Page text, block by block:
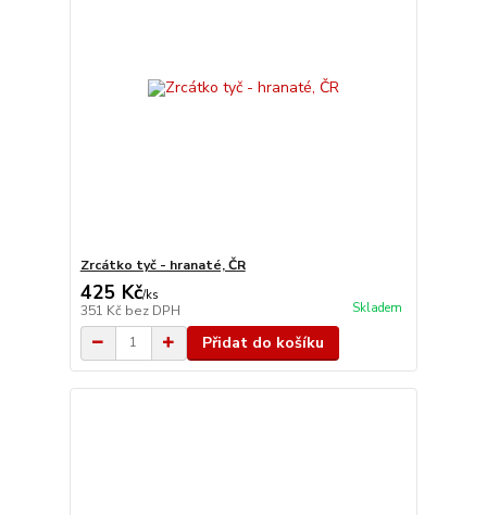
Zrcátko tyč - hranaté, ČR
425 Kč/ks
351 Kč bez DPH Skladem
Přidat do košíku